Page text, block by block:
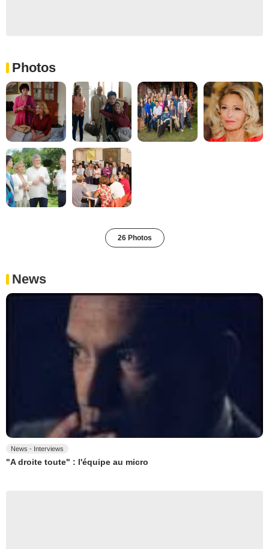
Photos
26 Photos
News
News - Interviews
"A droite toute" : l'équipe au micro